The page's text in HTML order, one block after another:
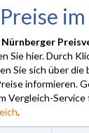
Nürnberger
Sie hier. Durch
Sie sich über
informieren.
Vergleich-Service
.